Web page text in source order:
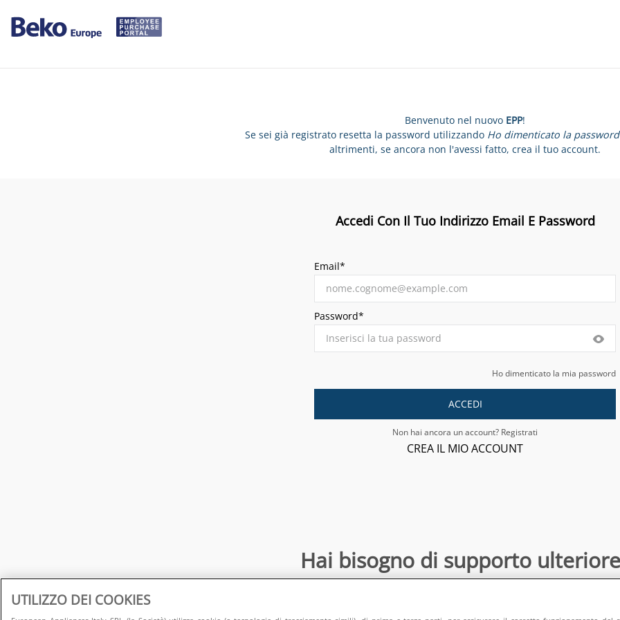
Benvenuto nel nuovo EPP!
Se sei già registrato resetta la password utilizzando Ho dimenticato la password
altrimenti, se ancora non l'avessi fatto, crea il tuo account.
Accedi Con Il Tuo Indirizzo Email E Password
Email*
Password*
Ho dimenticato la mia password
ACCEDI
Non hai ancora un account? Registrati
CREA IL MIO ACCOUNT
Hai bisogno di supporto
directsalesonline@europeanappliances.com
UTILIZZO DEI COOKIES